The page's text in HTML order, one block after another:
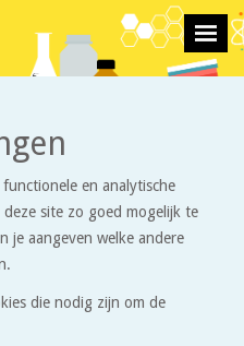
diamant uit
en analytische
site zo goed mogelijk te
je aangeven welke andere
die nodig zijn om de